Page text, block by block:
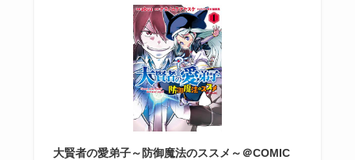
大賢者の愛弟子～防御魔法のススメ～＠COMIC